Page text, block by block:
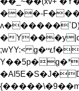
���-
�
;wYY:<